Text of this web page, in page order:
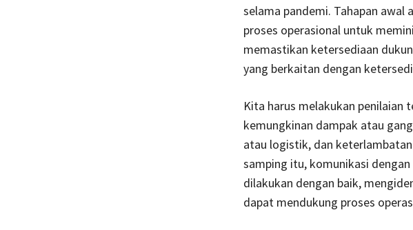
selama pandemi. Tahapan awal
proses operasional untuk
memastikan ketersediaan
yang berkaitan dengan
Kita harus melakukan penilaian
kemungkinan dampak atau
atau logistik, dan
samping itu, komunikasi
dilakukan dengan baik,
dapat mendukung proses